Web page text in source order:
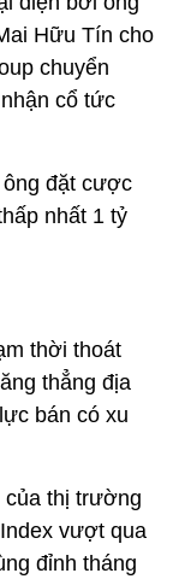
Hữu Tín cho
chuyển
cổ tức
đặt cược
nhất 1 tỷ
thời thoát
thẳng địa
bán có xu
của thị trường
vượt qua
đỉnh tháng